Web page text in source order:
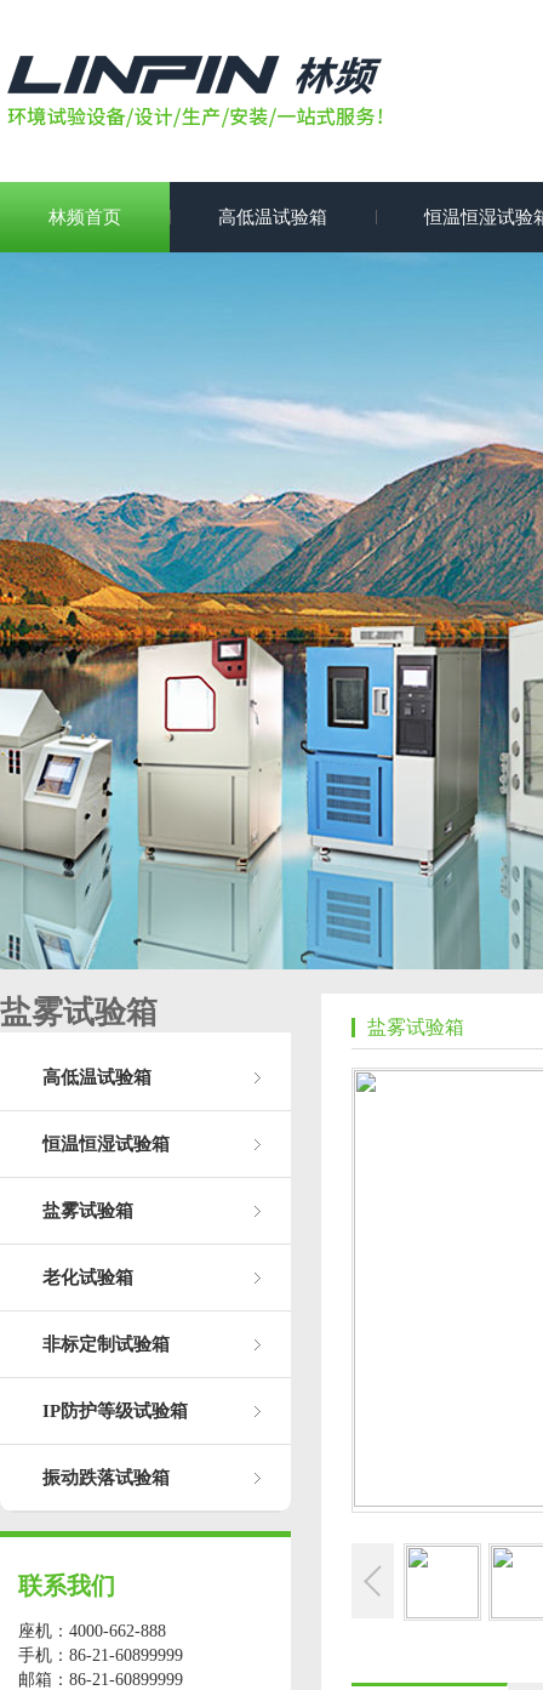
林频首页 高低温试验箱 恒温恒湿试验
盐雾试验箱
高低温试验箱
恒温恒湿试验箱
盐雾试验箱
老化试验箱
非标定制试验箱
IP防护等级试验箱
振动跌落试验箱
联系我们
座机：4000-662-888
手机：86-21-60899999
邮箱：86-21-60899999
盐雾试验箱